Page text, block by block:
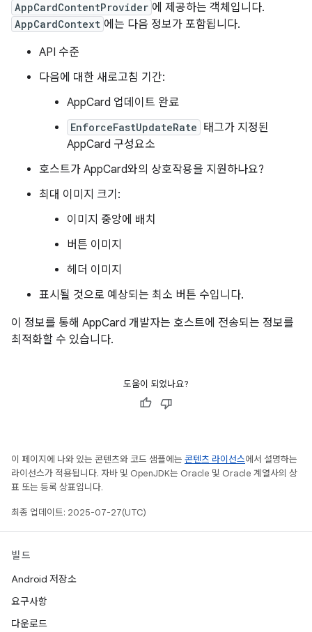
AppCardContentProvider 에 제공하는 객체입니다.
AppCardContext 에는 다음 정보가 포함됩니다.
API 수준
다음에 대한 새로고침 기간:
AppCard 업데이트 완료
EnforceFastUpdateRate 태그가 지정된
AppCard 구성요소
호스트가 AppCard와의 상호작용을 지원하나요?
최대 이미지 크기:
이미지 중앙에 배치
버튼 이미지
헤더 이미지
표시될 것으로 예상되는 최소 버튼 수입니다.
이 정보를 통해 AppCard 개발자는 호스트에 전송되는 정보를
최적화할 수 있습니다.
도움이 되었나요?
이 페이지에 나와 있는 콘텐츠와 코드 샘플에는 콘텐츠 라이선스에서 설명하는
라이선스가 적용됩니다. 자바 및 OpenJDK는 Oracle 및 Oracle 계열사의 상
표 또는 등록 상표입니다.
최종 업데이트: 2025-07-27(UTC)
빌드
Android 저장소
요구사항
다운로드